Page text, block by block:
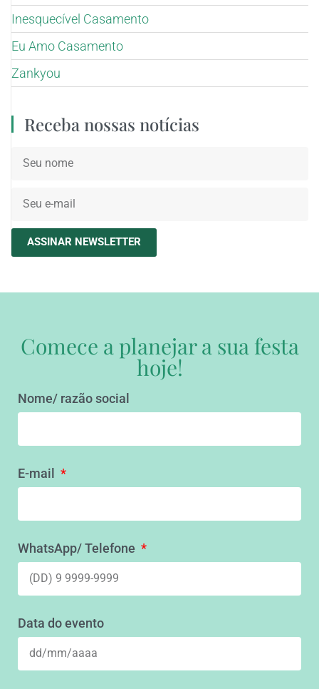
Inesquecível Casamento
Eu Amo Casamento
Zankyou
Receba nossas notícias
ASSINAR NEWSLETTER
Comece a planejar a sua festa
hoje!
Nome/ razão social
E-mail
WhatsApp/ Telefone
Data do evento